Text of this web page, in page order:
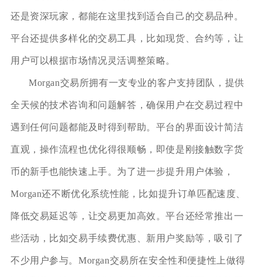
还是资深玩家，都能在这里找到适合自己的交易品种。
平台还提供多样化的交易工具，比如现货、合约等，让
用户可以根据市场情况灵活调整策略。
Morgan交易所拥有一支专业的客户支持团队，提供
全天候的技术咨询和问题解答，确保用户在交易过程中
遇到任何问题都能及时得到帮助。平台的界面设计简洁
直观，操作流程也优化得很顺畅，即使是刚接触数字货
币的新手也能快速上手。为了进一步提升用户体验，
Morgan还不断优化系统性能，比如提升订单匹配速度、
降低交易延迟等，让交易更加高效。平台还经常推出一
些活动，比如交易手续费优惠、新用户奖励等，吸引了
不少用户参与。Morgan交易所在安全性和便捷性上做得